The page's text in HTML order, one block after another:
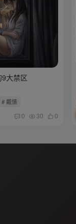
9大禁区
# 戴愫
0 30 0